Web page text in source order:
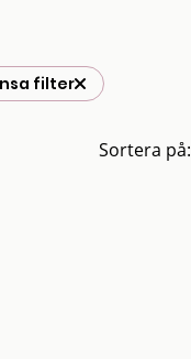
filter
Sortera på: